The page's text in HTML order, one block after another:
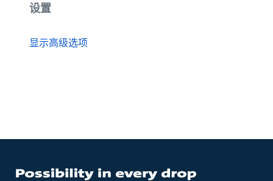
设置
显示高级选项